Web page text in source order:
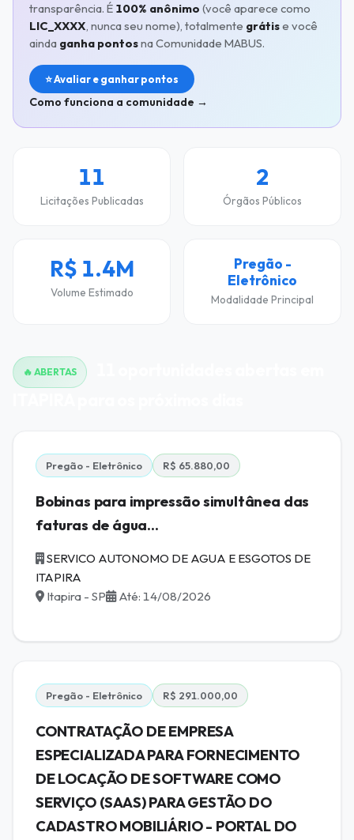
transparência. É 100% anônimo (você aparece como
LIC_XXXX, nunca seu nome), totalmente grátise você
ainda ganha pontosna Comunidade MABUS.
⭐ Avaliar e ganhar pontos
Como funciona a comunidade →
11
Licitações Publicadas
2
Órgãos Públicos
R$ 1.4M
Volume Estimado
Pregão -
Eletrônico
Modalidade Principal
🔥 ABERTAS
Pregão - Eletrônico R$ 65.880,00
Bobinas para impressão simultânea das
faturas de água...
SERVICO AUTONOMO DE AGUA E ESGOTOS DE
ITAPIRA
Itapira - SP
Até: 14/08/2026
Pregão - Eletrônico R$ 291.000,00
CONTRATAÇÃO DE EMPRESA
ESPECIALIZADA PARA FORNECIMENTO
DE LOCAÇÃO DE SOFTWARE COMO
SERVIÇO (SAAS) PARA GESTÃO DO
CADASTRO MOBILIÁRIO - PORTAL DO